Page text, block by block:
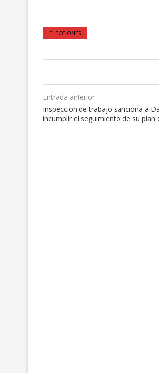
ELECCIONES
Entrada anterior
Inspección de trabajo sanciona a
incumplir el seguimiento de su plan